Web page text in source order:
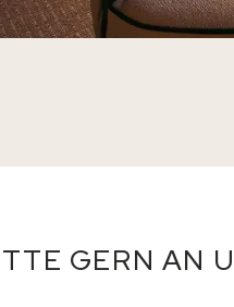
GERN AN